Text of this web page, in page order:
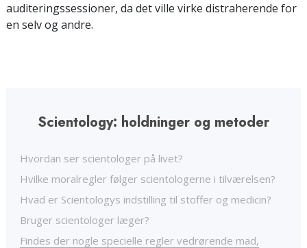
auditeringssessioner, da det ville virke distraherende for
en selv og andre.
Scientology: holdninger og metoder
Hvordan ser scientologer på livet?
Hvilke moralregler følger scientologerne i tilværelsen?
Hvad er Scientologys indstilling til stoffer og medicin?
Bruger scientologer læger?
Findes der nogle specielle regler vedrørende mad,